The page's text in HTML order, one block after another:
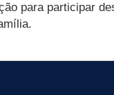
para participar